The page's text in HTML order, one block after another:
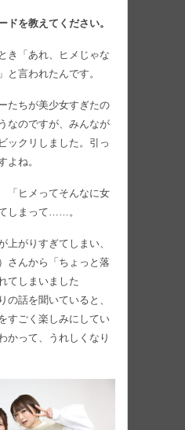
を教えてください。
き「あれ、ヒメじゃな
と言われたんです。
たちが美少女すぎたの
なのですが、みんなが
ックリしました。引っ
よね。
「ヒメってそんなに女
しまって……。
上がりすぎてしまい、
さんから「ちょっと落
てしまいました
の話を聞いていると、
すごく楽しみにしてい
かって、うれしくなり